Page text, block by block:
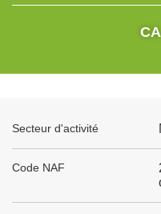
Secteur d'activité
Code NAF